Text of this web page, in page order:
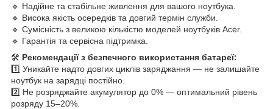
🔹 Надійне та стабільне живлення для вашого ноутбука.
🔹 Висока якість осередків та довгий термін служби.
🔹 Сумісність з великою кількістю моделей ноутбуків Acer.
🔹 Гарантія та сервісна підтримка.
🛠 Рекомендації з безпечного використання батареї:
1️⃣ Уникайте надто довгих циклів заряджання — не залишайте
ноутбук на зарядці постійно.
2️⃣ Не розряджайте акумулятор до 0% — оптимальний рівень
розряду 15–20%.